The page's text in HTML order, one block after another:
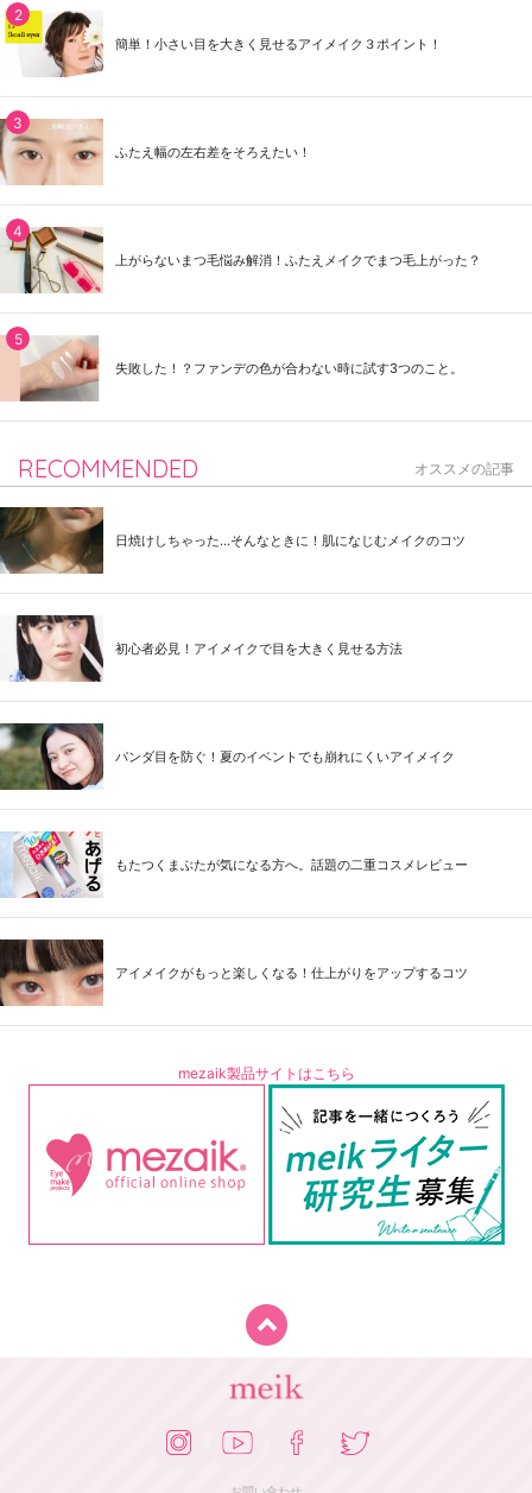
簡単！小さい目を大きく見せるアイメイク３ポイント！
ふたえ幅の左右差をそろえたい！
上がらないまつ毛悩み解消！ふたえメイクでまつ毛上がった？
失敗した！？ファンデの色が合わない時に試す3つのこと。
RECOMMENDED オススメの記事
日焼けしちゃった...そんなときに！肌になじむメイクのコツ
初心者必見！アイメイクで目を大きく見せる方法
パンダ目を防ぐ！夏のイベントでも崩れにくいアイメイク
もたつくまぶたが気になる方へ。話題の二重コスメレビュー
アイメイクがもっと楽しくなる！仕上がりをアップするコツ
mezaik製品サイトはこちら